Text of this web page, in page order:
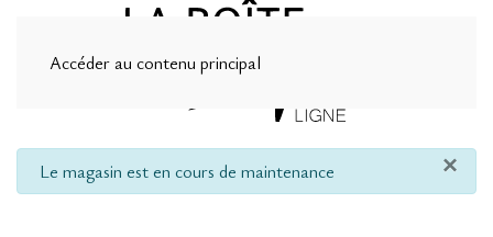
Accéder au contenu principal
×
info
Le magasin est en cours de maintenance